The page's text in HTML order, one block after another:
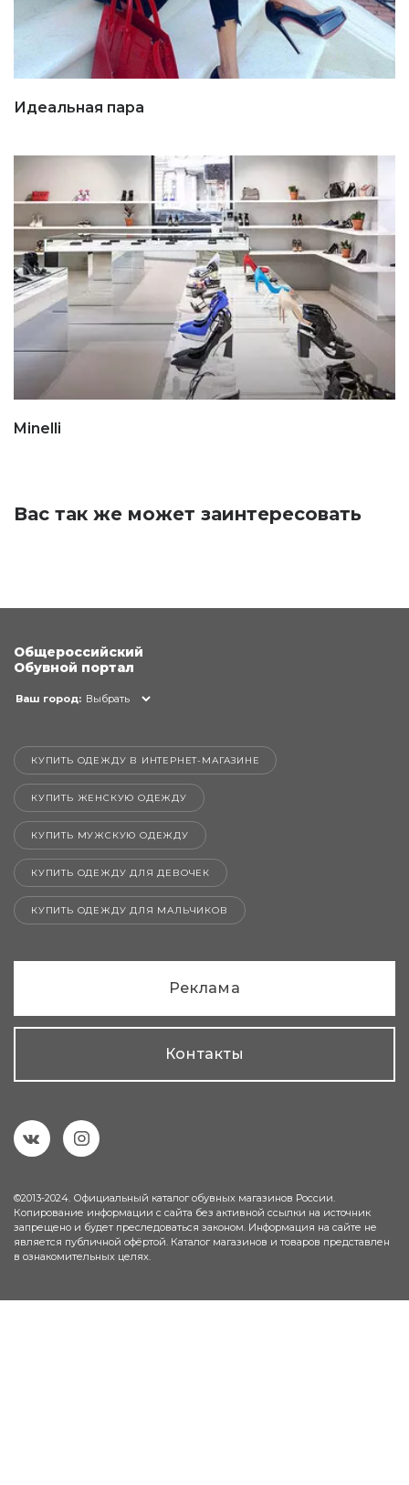
Идеальная пара
Minelli
Вас так же может заинтересовать
Общероссийский
Обувной портал
Ваш город: Выбрать
КУПИТЬ ОДЕЖДУ В ИНТЕРНЕТ-МАГАЗИНЕ
КУПИТЬ ЖЕНСКУЮ ОДЕЖДУ
КУПИТЬ МУЖСКУЮ ОДЕЖДУ
КУПИТЬ ОДЕЖДУ ДЛЯ ДЕВОЧЕК
КУПИТЬ ОДЕЖДУ ДЛЯ МАЛЬЧИКОВ
Реклама
Контакты
©2013-2024. Официальный каталог обувных магазинов России.
Копирование информации с сайта без активной ссылки на источник
запрещено и будет преследоваться законом. Информация на сайте не
является публичной офёртой. Каталог магазинов и товаров представлен
в ознакомительных целях.